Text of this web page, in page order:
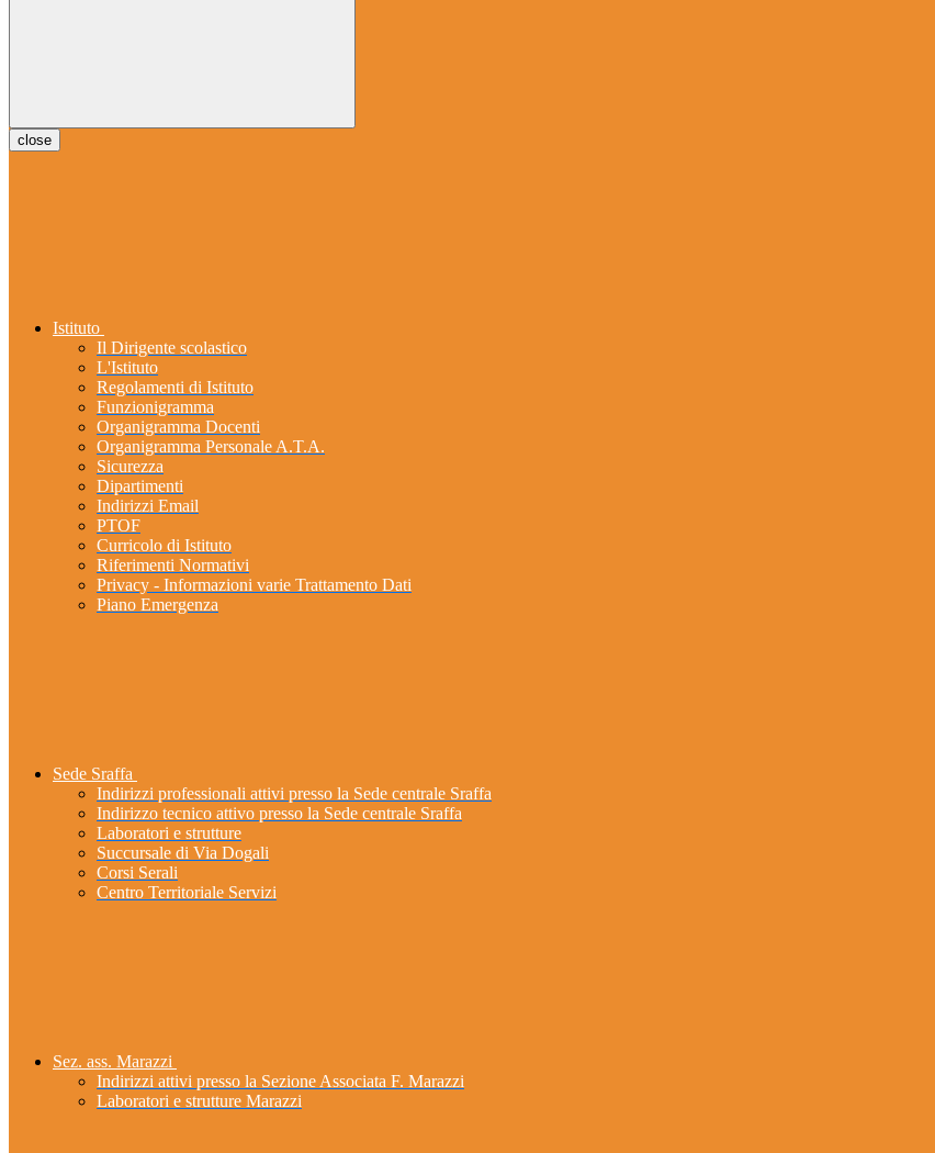
close
Istituto
Il Dirigente scolastico
L'Istituto
Regolamenti di Istituto
Funzionigramma
Organigramma Docenti
Organigramma Personale A.T.A.
Sicurezza
Dipartimenti
Indirizzi Email
PTOF
Curricolo di Istituto
Riferimenti Normativi
Privacy - Informazioni varie Trattamento Dati
Piano Emergenza
Sede Sraffa
Indirizzi professionali attivi presso la Sede centrale Sraffa
Indirizzo tecnico attivo presso la Sede centrale Sraffa
Laboratori e strutture
Succursale di Via Dogali
Corsi Serali
Centro Territoriale Servizi
Sez. ass. Marazzi
Indirizzi attivi presso la Sezione Associata F. Marazzi
Laboratori e strutture Marazzi